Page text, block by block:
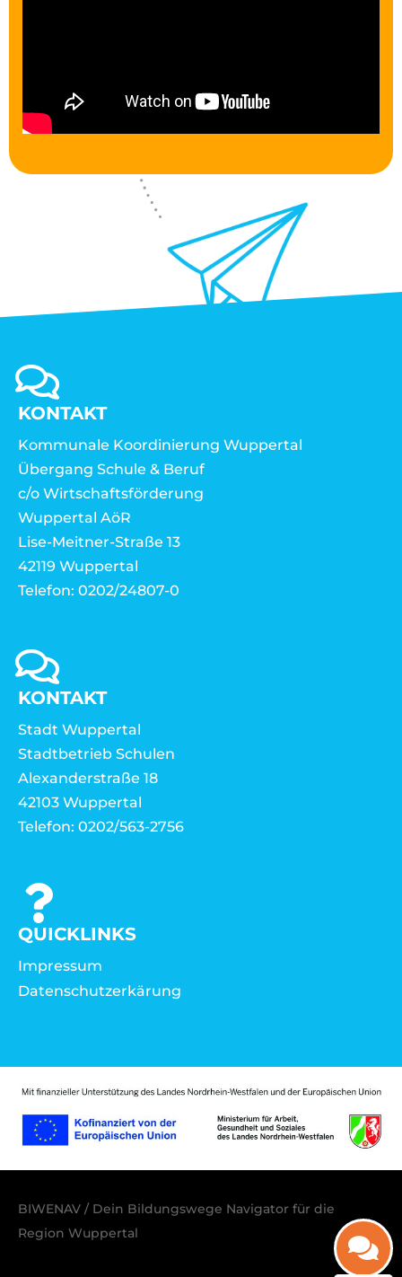
KONTAKT
Kommunale Koordinierung Wuppertal
Übergang Schule & Beruf
c/o Wirtschaftsförderung
Wuppertal AöR
Lise-Meitner-Straße 13
42119 Wuppertal
Telefon: 0202/24807-0
KONTAKT
Stadt Wuppertal
Stadtbetrieb Schulen
Alexanderstraße 18
42103 Wuppertal
Telefon: 0202/563-2756
QUICKLINKS
Impressum
Datenschutzerkärung
BIWENAV / Dein Bildungswege Navigator für die
Region Wuppertal